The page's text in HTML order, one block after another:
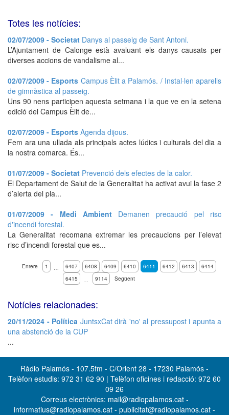
Totes les notícies:
02/07/2009 - Societat Danys al passeig de Sant Antoni.
L’Ajuntament de Calonge està avaluant els danys causats per
diverses accions de vandalisme al...
02/07/2009 - Esports Campus Èlit a Palamós. / Instal·len aparells
de gimnàstica al passeig.
Uns 90 nens participen aquesta setmana i la que ve en la setena
edició del Campus Èlit de...
02/07/2009 - Esports Agenda dijous.
Fem ara una ullada als principals actes lúdics i culturals del dia a
la nostra comarca. És...
01/07/2009 - Societat Prevenció dels efectes de la calor.
El Departament de Salut de la Generalitat ha activat avui la fase 2
d’alerta del pla...
01/07/2009 - Medi Ambient Demanen precaució pel risc
d'incendi forestal.
La Generalitat recomana extremar les precaucions per l’elevat
risc d’incendi forestal que es...
Enrere 1 … 6407 6408 6409 6410 6411 6412 6413
6414
6415
… 9114 Següent
Notícies relacionades:
20/11/2024 - Política JuntsxCat dirà 'no' al pressupost i apunta a
una abstenció de la CUP
...
Ràdio Palamós - 107.5fm - C/Orient 28 - 17230 Palamós -
Telèfon estudis: 972 31 62 90 | Telèfon oficines i redacció: 972 60
09 26
Correus electrònics: mail@radiopalamos.cat -
informatius@radiopalamos.cat - publicitat@radiopalamos.cat -